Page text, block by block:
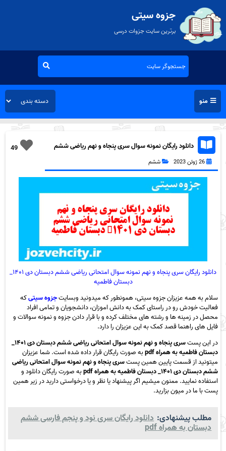
جزوه سیتی
برترین سایت جزوات درسی
منو
49
دانلود رایگان نمونه سوال سری پنجاه و نهم ریاضی ششم
دبستان به همراه pdf
26 ژوئن 2023 ششم
دانلود رایگان سری پنجاه و نهم نمونه سوال امتحانی ریاضی ششم دبستان دی ۱۴۰۱_
دبستان فاطمیه
سلام به همه عزیزان جزوه سیتی، همونطور که میدونید وبسایتجزوه سیتیکه
فعالیت خودش رو در راستای کمک به دانش اموزان، دانشجویان و تمامی افراد
محصل در زمینه ها و رشته های مختلف کرده و با قرار دادن جزوه و نمونه سوالات و
فایل های راهنما قصد کمک به این عزیزان را دارد.
در این پست
سری پنجاه و نهم نمونه سوال امتحانی ریاضی ششم دبستان دی ۱۴۰۱_
دبستان فاطمیه به همراه pdf
به صورت رایگان قرار داده شده است. شما عزیزان
میتونید از قسمت پایین همین پستسری پنجاه و نهم نمونه سوال امتحانی ریاضی
ششم دبستان دی ۱۴۰۱_ دبستان فاطمیه به همراه pdf
به صورت رایگان دانلود و
استفاده نمایید. ممنون میشیم اگر پیشنهاد یا نظر و یا درخواستی دارید در زیر همین
پست با ما در میون بزارید.
مطلب پیشنهادی: دانلود رایگان سری نود و پنجم فارسی ششم
دبستان به همراه pdf